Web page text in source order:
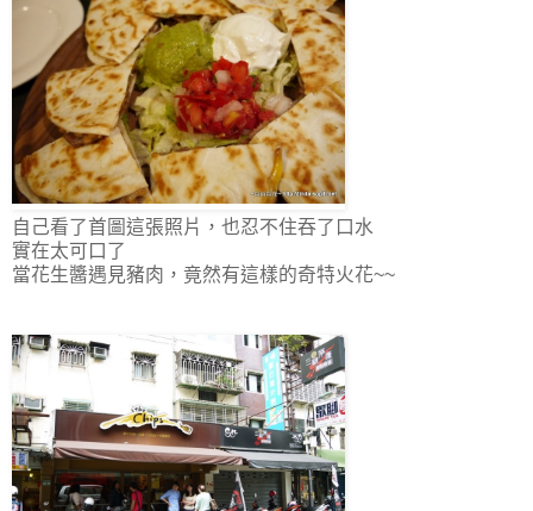
自己看了首圖這張照片，也忍不住吞了口水
實在太可口了
當花生醬遇見豬肉，竟然有這樣的奇特火花~~